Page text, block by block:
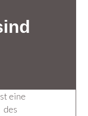
eine
des